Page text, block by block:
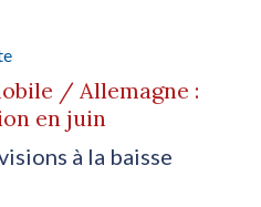
/ Allemagne :
en juin
à la baisse